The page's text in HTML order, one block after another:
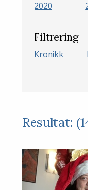
2020
Filtrering
Kronikk
Resultat: